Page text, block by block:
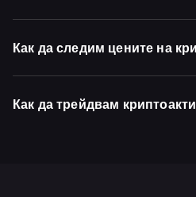
Как да следим цените на
Как да трейдвам